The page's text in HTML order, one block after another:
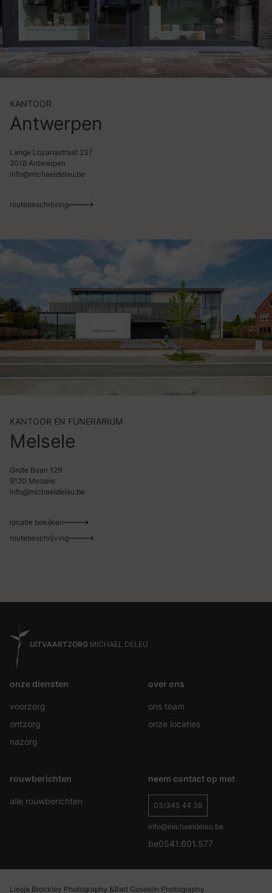
KANTOOR
Antwerpen
Lange Lozanastraat 237
2018 Antwerpen
info@michaeldeleu.be
routebeschrijving
KANTOOR EN FUNERARIUM
Melsele
Grote Baan 129
9120 Melsele
info@michaeldeleu.be
locatie bekijken
routebeschrijving
UITVAARTZORG MICHAEL DELEU
onze diensten
voorzorg
ontzorg
nazorg
over ons
ons team
onze locaties
rouwberichten
alle rouwberichten
neem contact op met
03/345 44 38
info@michaeldeleu.be
be0541.601.577
Liesje Brockley Photography &Bart Gosselin Photography